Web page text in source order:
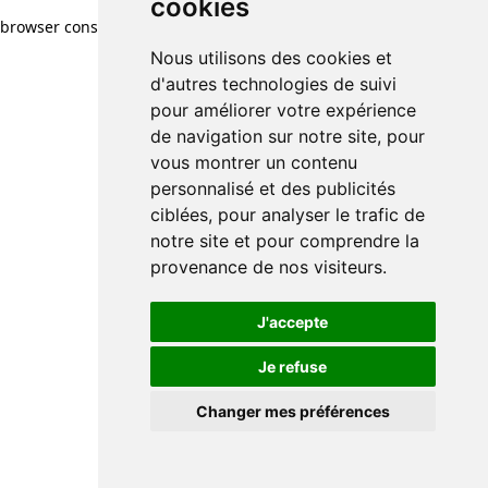
cookies
Nous utilisons des cookies et
d'autres technologies de suivi
pour améliorer votre expérience
de navigation sur notre site, pour
vous montrer un contenu
personnalisé et des publicités
ciblées, pour analyser le trafic de
notre site et pour comprendre la
provenance de nos visiteurs.
J'accepte
Je refuse
Changer mes préférences
cookies
Nous utilisons des cookies et
d'autres technologies de suivi
pour améliorer votre expérience
de navigation sur notre site, pour
vous montrer un contenu
personnalisé et des publicités
ciblées, pour analyser le trafic de
notre site et pour comprendre la
provenance de nos visiteurs.
J'accepte
Je refuse
Changer mes préférences
browser console for more information)